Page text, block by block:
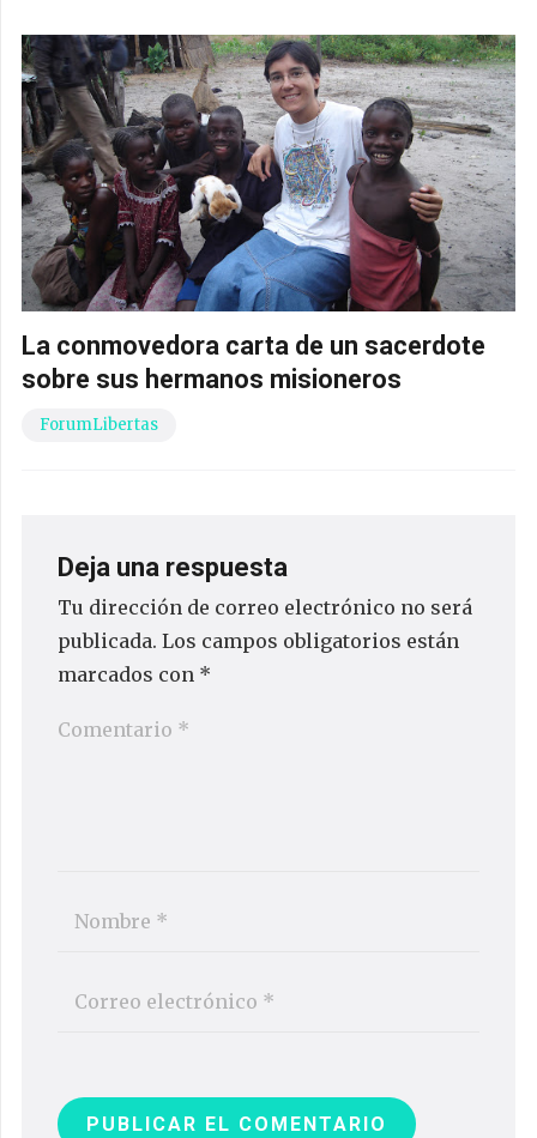
La conmovedora carta de un sacerdote
sobre sus hermanos misioneros
ForumLibertas
Deja una respuesta
Tu dirección de correo electrónico no será
publicada. Los campos obligatorios están
marcados con *
PUBLICAR EL COMENTARIO